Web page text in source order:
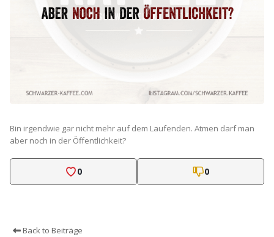
Bin irgendwie gar nicht mehr auf dem Laufenden. Atmen darf man
aber noch in der Öffentlichkeit?
0 0
Back to Beiträge